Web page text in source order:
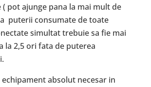
pot ajunge pana la mai mult de
puterii consumate de toate
simultat trebuie sa fie mai
la 2,5 ori fata de puterea
echipament absolut necesar in